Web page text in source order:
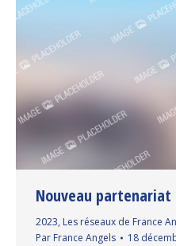
Nouveau partenariat
2023, Les réseaux de France
Par France Angels
18